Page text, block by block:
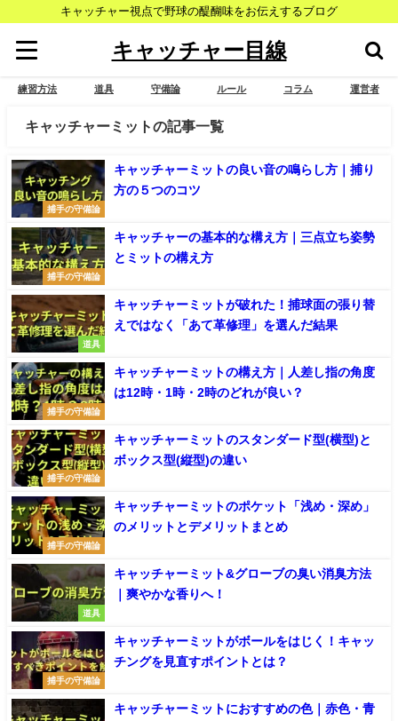
キャッチャー視点で野球の醍醐味をお伝えするブログ
キャッチャー目線
練習方法 道具 守備論 ルール コラム 運営者
キャッチャーミットの記事一覧
捕手の守備論
キャッチャーミットの良い音の鳴らし方｜捕り
方の５つのコツ
捕手の守備論
キャッチャーの基本的な構え方｜三点立ち姿勢
とミットの構え方
道具
キャッチャーミットが破れた！捕球面の張り替
えではなく「あて革修理」を選んだ結果
捕手の守備論
キャッチャーミットの構え方｜人差し指の角度
は12時・1時・2時のどれが良い？
捕手の守備論
キャッチャーミットのスタンダード型(横型)と
ボックス型(縦型)の違い
捕手の守備論
キャッチャーミットのポケット「浅め・深め」
のメリットとデメリットまとめ
道具
キャッチャーミット&グローブの臭い消臭方法
｜爽やかな香りへ！
捕手の守備論
キャッチャーミットがボールをはじく！キャッ
チングを見直すポイントとは？
キャッチャーミットにおすすめの色｜赤色・青